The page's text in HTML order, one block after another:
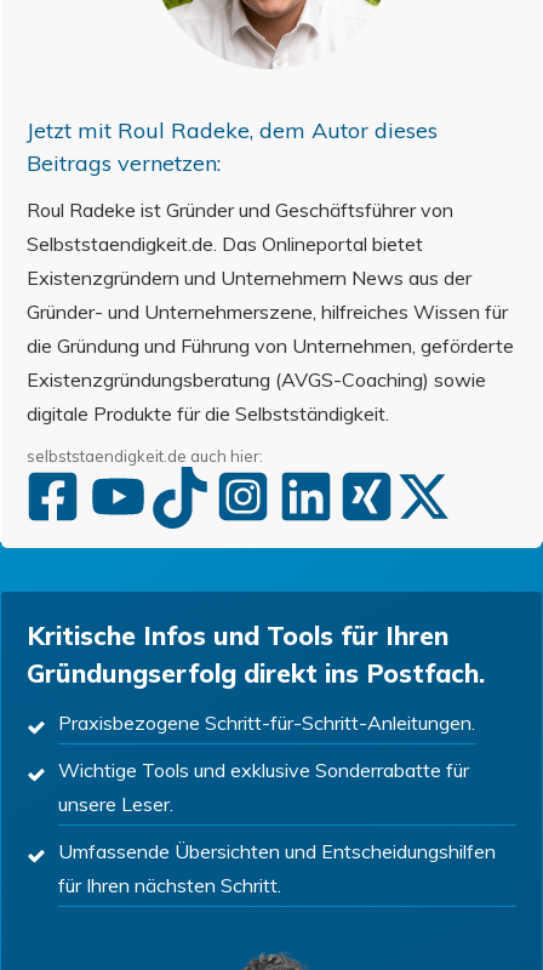
Jetzt mit Roul Radeke, dem Autor dieses
Beitrags vernetzen:
Roul Radeke ist Gründer und Geschäftsführer von
Selbststaendigkeit.de. Das Onlineportal bietet
Existenzgründern und Unternehmern News aus der
Gründer- und Unternehmerszene, hilfreiches Wissen für
die Gründung und Führung von Unternehmen, geförderte
Existenzgründungsberatung (AVGS-Coaching) sowie
digitale Produkte für die Selbstständigkeit.
selbststaendigkeit.de auch hier:
Kritische Infos und Tools für Ihren
Gründungserfolg direkt ins Postfach.
Praxisbezogene Schritt-für-Schritt-Anleitungen.
Wichtige Tools und exklusive Sonderrabatte für
unsere Leser.
Umfassende Übersichten und Entscheidungshilfen
für Ihren nächsten Schritt.